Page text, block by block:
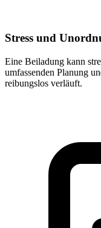
Stress und
Eine Beiladung kann
umfassenden Planung
reibungslos verläuft.